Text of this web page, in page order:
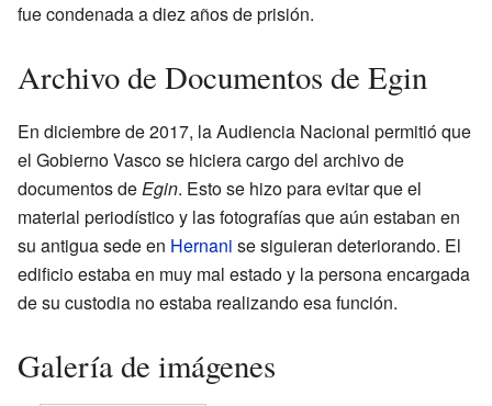
fue condenada a diez años de prisión.
Archivo de Documentos de Egin
En diciembre de 2017, la Audiencia Nacional permitió que
el Gobierno Vasco se hiciera cargo del archivo de
documentos deEgin. Esto se hizo para evitar que el
material periodístico y las fotografías que aún estaban en
su antigua sede en Hernani se siguieran deteriorando. El
edificio estaba en muy mal estado y la persona encargada
de su custodia no estaba realizando esa función.
Galería de imágenes